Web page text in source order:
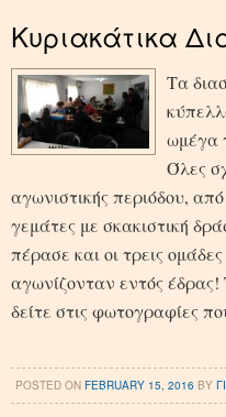
Κυριακάτικα
Τα
ωμέγα
Όλες
αγωνιστικής περιόδου,
γεμάτες με σκακιστική
πέρασε και οι τρεις
αγωνίζονταν εντός
δείτε στις φωτογραφίες
POSTED ONFEBRUARY 15, 2016 BY